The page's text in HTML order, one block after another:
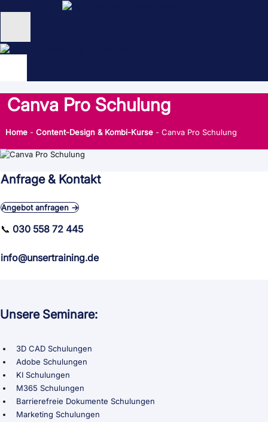
Inhalt
Unternehmen
NEU: KI Schulungen
unsertraining Blog
Canva Pro Schulung
Home - Content-Design & Kombi-Kurse - Canva Pro Schulung
Anfrage & Kontakt
Angebot anfragen →
📞 030 558 72 445
info@unsertraining.de
Unsere Seminare:
3D CAD Schulungen
Adobe Schulungen
KI Schulungen
M365 Schulungen
Barrierefreie Dokumente Schulungen
Marketing Schulungen